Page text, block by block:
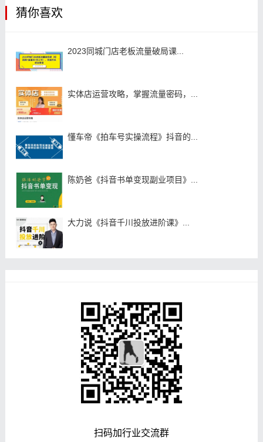
猜你喜欢
2023同城门店老板流量破局课...
实体店运营攻略，掌握流量密码，...
懂车帝《拍车号实操流程》抖音的...
陈奶爸《抖音书单变现副业项目》...
大力说《抖音千川投放进阶课》...
扫码加行业交流群